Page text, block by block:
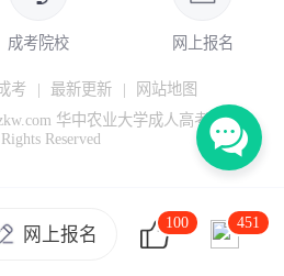
成考院校 网上报名
考 | 最新更新 |
网站地图
华中农业大学成人高考
Reserved
网上报名
100 451